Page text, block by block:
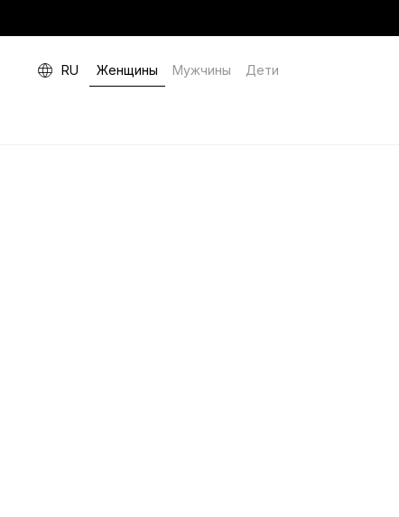
RU Женщины Мужчины Дети